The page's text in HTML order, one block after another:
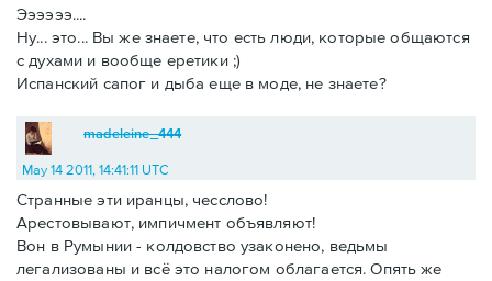
Ээээээ....
Ну... это... Вы же знаете, что есть люди, которые общаются
с духами и вообще еретики ;)
Испанский сапог и дыба еще в моде, не знаете?
madeleine_444
May 14 2011, 14:41:11 UTC
Странные эти иранцы, чесслово!
Арестовывают, импичмент объявляют!
Вон в Румынии - колдовство узаконено, ведьмы
легализованы и всё это налогом облагается. Опять же